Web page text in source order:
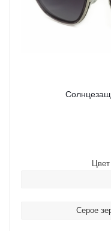
Серое